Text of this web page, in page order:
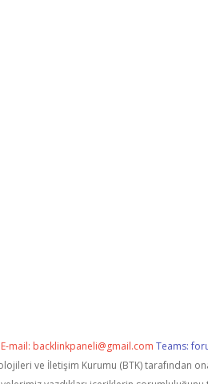
E-mail: backlinkpaneli@gmail.com Teams:
ve İletişim Kurumu (BTK)